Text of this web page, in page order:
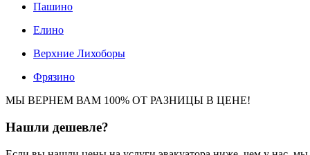
Пашино
Елино
Верхние Лихоборы
Фрязино
МЫ ВЕРНЕМ ВАМ 100% ОТ РАЗНИЦЫ В ЦЕНЕ!
Нашли дешевле?